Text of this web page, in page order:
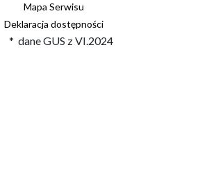
Mapa Serwisu
Deklaracja dostępności
* dane GUS z VI.2024